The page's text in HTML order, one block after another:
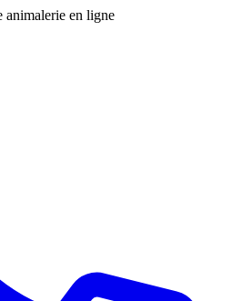
animalerie en ligne